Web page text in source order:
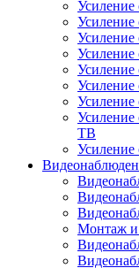
Усиление
Усиление
Усиление
Усиление
Усиление
Усиление
Усиление
Усиление
ТВ
Усиление
Монтаж и